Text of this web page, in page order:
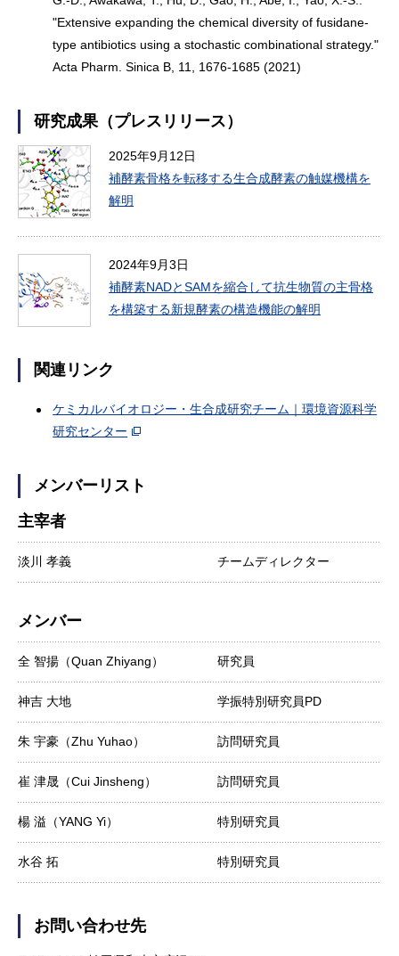
"Extensive expanding the chemical diversity of fusidane-
type antibiotics using a stochastic combinational strategy."
Acta Pharm. Sinica B, 11, 1676-1685 (2021)
研究成果（プレスリリース）
2025年9月12日
補酵素骨格を転移する生合成酵素の触媒機構を
解明
2024年9月3日
補酵素NADとSAMを縮合して抗生物質の主骨格
を構築する新規酵素の構造機能の解明
関連リンク
ケミカルバイオロジー・生合成研究チーム｜環境資源科学
研究センター
メンバーリスト
主宰者
淡川 孝義 チームディレクター
メンバー
全 智揚（Quan Zhiyang） 研究員
神吉 大地 学振特別研究員PD
朱 宇豪（Zhu Yuhao） 訪問研究員
崔 津晟（Cui Jinsheng） 訪問研究員
楊 溢（YANG Yi） 特別研究員
水谷 拓 特別研究員
お問い合わせ先